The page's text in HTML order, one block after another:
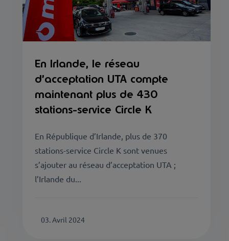
En Irlande, le réseau
d’acceptation UTA compte
maintenant plus de 430
stations-service Circle K
En République d’Irlande, plus de 370
stations-service Circle K sont venues
s’ajouter au réseau d’acceptation UTA ;
l’Irlande du...
03. Avril 2024